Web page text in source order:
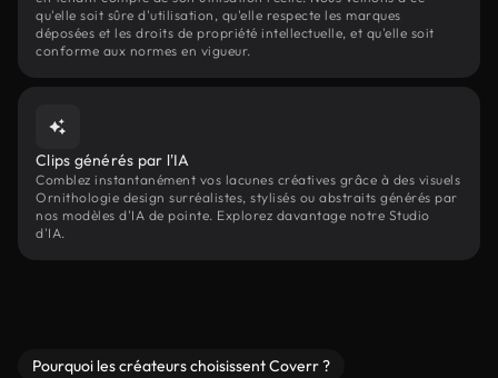
qu'elle soit sûre d'utilisation, qu'elle respecte les marques
déposées et les droits de propriété intellectuelle, et qu'elle soit
conforme aux normes en vigueur.
Clips générés par l'IA
Comblez instantanément vos lacunes créatives grâce à des visuels
Ornithologie design surréalistes, stylisés ou abstraits générés par
nos modèles d'IA de pointe. Explorez davantage notre Studio
d'IA.
Pourquoi les créateurs choisissent Coverr ?